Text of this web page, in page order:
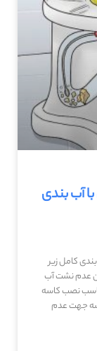
آب بندی
کامل زیر
عدم نشت آب
نصب کاسه
جهت عدم